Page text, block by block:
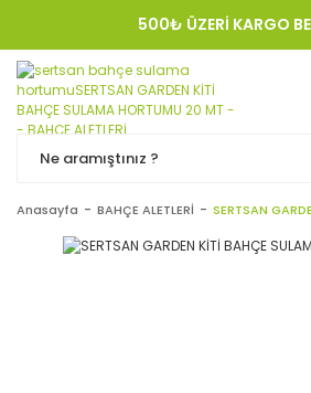
500₺ ÜZERİ KARGO
KREDI KARTINA 12
Anasayfa BAHÇE ALETLERİ SERTSAN